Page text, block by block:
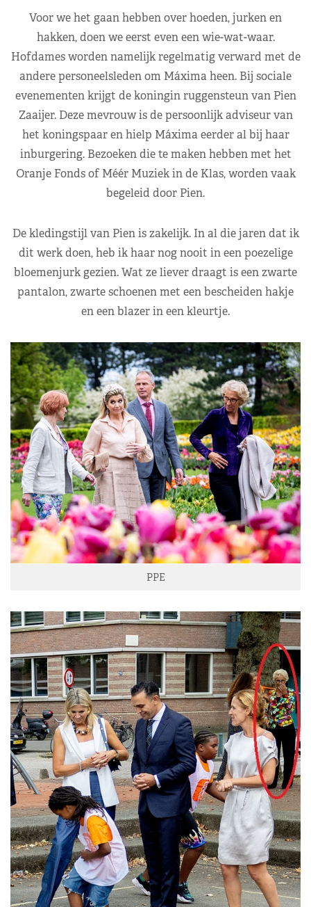
Voor we het gaan hebben over hoeden, jurken en
hakken, doen we eerst even een wie-wat-waar.
Hofdames worden namelijk regelmatig verward met de
andere personeelsleden om Máxima heen. Bij sociale
evenementen krijgt de koningin ruggensteun van Pien
Zaaijer. Deze mevrouw is de persoonlijk adviseur van
het koningspaar en hielp Máxima eerder al bij haar
inburgering. Bezoeken die te maken hebben met het
Oranje Fonds of Méér Muziek in de Klas, worden vaak
begeleid door Pien.
De kledingstijl van Pien is zakelijk. In al die jaren dat ik
dit werk doen, heb ik haar nog nooit in een poezelige
bloemenjurk gezien. Wat ze liever draagt is een zwarte
pantalon, zwarte schoenen met een bescheiden hakje
en een blazer in een kleurtje.
PPE